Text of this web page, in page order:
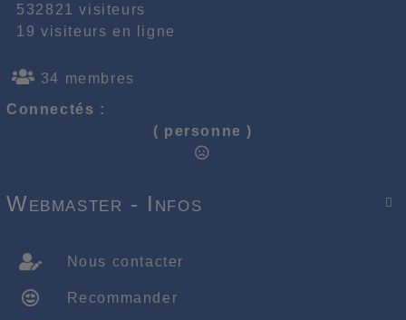
532821 visiteurs
19 visiteurs en ligne
34 membres
Connectés :
( personne )

Webmaster - Infos
Nous contacter
Recommander